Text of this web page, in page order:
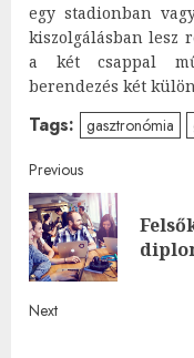
egy stadionban
kiszolgálásban lesz
a két csappal
berendezés két
Tags: gasztronómia
Post
navigation
Previous
Next